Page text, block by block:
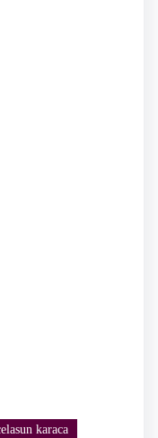
karaca